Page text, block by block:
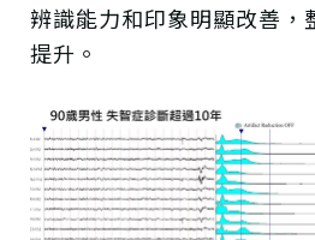
辨識能力和印象明顯改善，
提升。